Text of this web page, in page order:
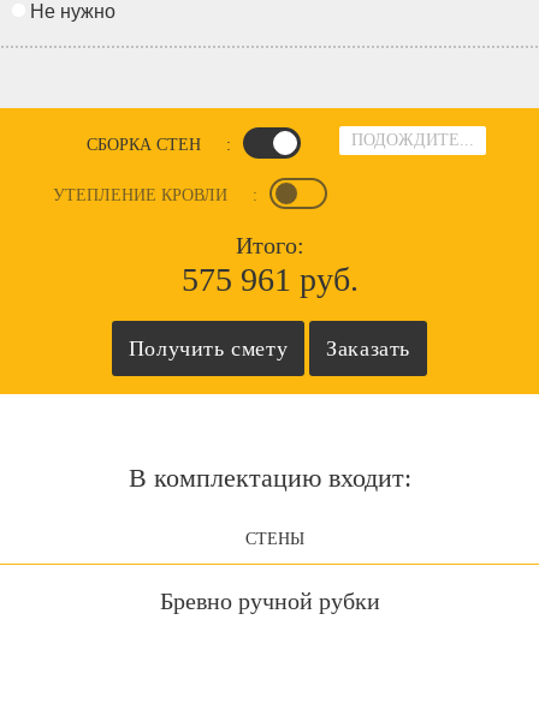
Не нужно
ПОДОЖДИТЕ...
СБОРКА СТЕН :
УТЕПЛЕНИЕ КРОВЛИ :
Итого:
575 961 руб.
В комплектацию входит:
СТЕНЫ
Бревно ручной рубки